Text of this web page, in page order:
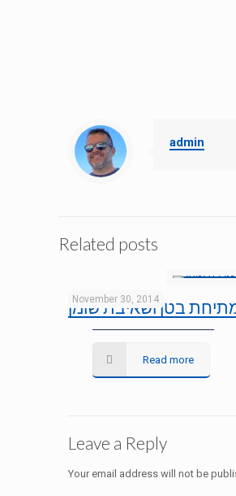
admin
Related posts
November 30, 2014
בטן ושאיבת שומן
Read more
Leave a Reply
Your email address will not be